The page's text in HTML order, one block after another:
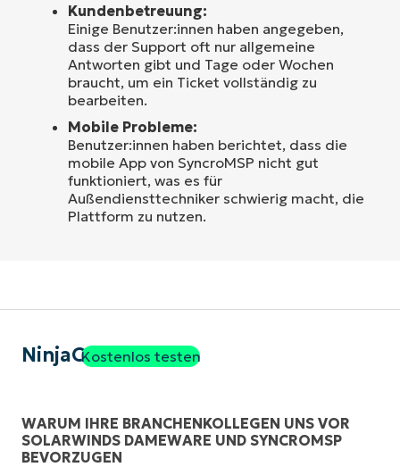
Kundenbetreuung:
Einige Benutzer:innen haben angegeben,
dass der Support oft nur allgemeine
Antworten gibt und Tage oder Wochen
braucht, um ein Ticket vollständig zu
bearbeiten.
Mobile Probleme:
Benutzer:innen haben berichtet, dass die
mobile App von SyncroMSP nicht gut
funktioniert, was es für
Außendiensttechniker schwierig macht, die
Plattform zu nutzen.
NinjaOneKostenlos testen
WARUM IHRE BRANCHENKOLLEGEN UNS VOR
SOLARWINDS DAMEWARE UND SYNCROMSP
BEVORZUGEN